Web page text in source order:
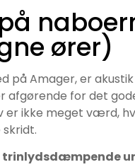
ører)
på Amager, er
afgørende for det
ikke meget værd,
trinlydsdæmpende